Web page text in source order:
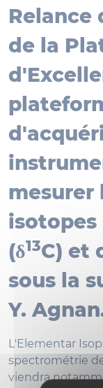
Relance
de la
mesurer
isotopes
(δ13C) et
sous la
Y.
L'Elementar
spectrométrie
viendra